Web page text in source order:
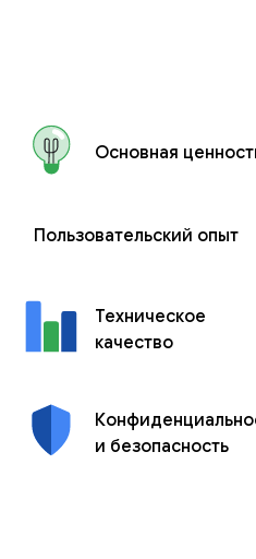
Основная
Пользовательский опыт
Техническое
качество
и безопасность